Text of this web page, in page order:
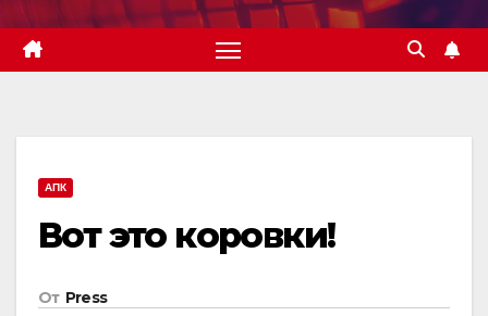
АПК
Вот это коровки!
От Press